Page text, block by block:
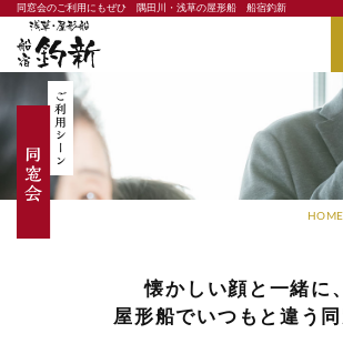
同窓会のご利用にもぜひ 隅田川・浅草の屋形船 船宿釣新
隅田川・浅草の屋形船
HOME
懐かしい顔と一緒に、
屋形船でいつもと違う